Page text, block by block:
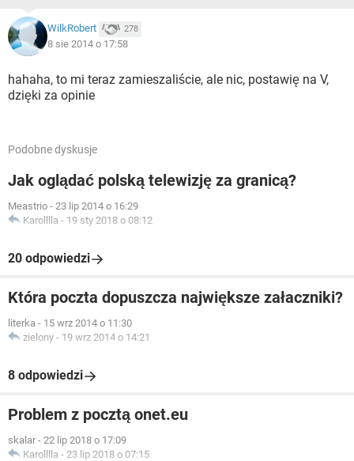
WilkRobert 278
8 sie 2014 o 17:58
hahaha, to mi teraz zamieszaliście, ale nic, postawię na V,
dzięki za opinie
Podobne dyskusje
Jak oglądać polską telewizję za granicą?
Meastrio - 23 lip 2014 o 16:29
Karolllla - 19 sty 2018 o 08:12
20 odpowiedzi
Która poczta dopuszcza największe załaczniki?
literka - 15 wrz 2014 o 11:30
zielony - 19 wrz 2014 o 14:21
8 odpowiedzi
Problem z pocztą onet.eu
skalar - 22 lip 2018 o 17:09
Karolllla - 23 lip 2018 o 07:15